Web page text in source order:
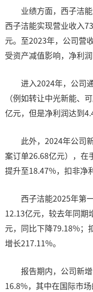
业绩方面，西子洁
西子洁能实现营业收入
元。至2023年，公司营
受资产减值影响，净利
进入2024年，公司
（例如转让中光新能、
亿元，但是净利润达到
此外，2024年公司
案订单26.68亿元），在
提升至18.47%，扣非净
西子洁能2025年第
12.13亿元，较去年同期
元，同比下降79.18%；
增长217.11%。
报告期内，公司新
16.8%，其中在国际市